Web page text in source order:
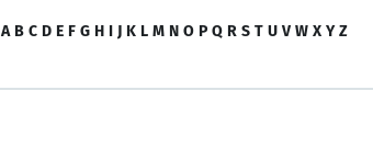
A B C D E F G H I J K L M N O P Q R S T U V W X Y Z